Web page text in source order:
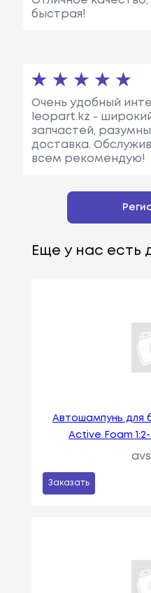
быстрая!
Очень удобный
leopart.kz -
запчастей,
доставка.
всем рекомендую!
Еще у нас есть
Автошампунь для
Active Foam 1:2-
Заказать